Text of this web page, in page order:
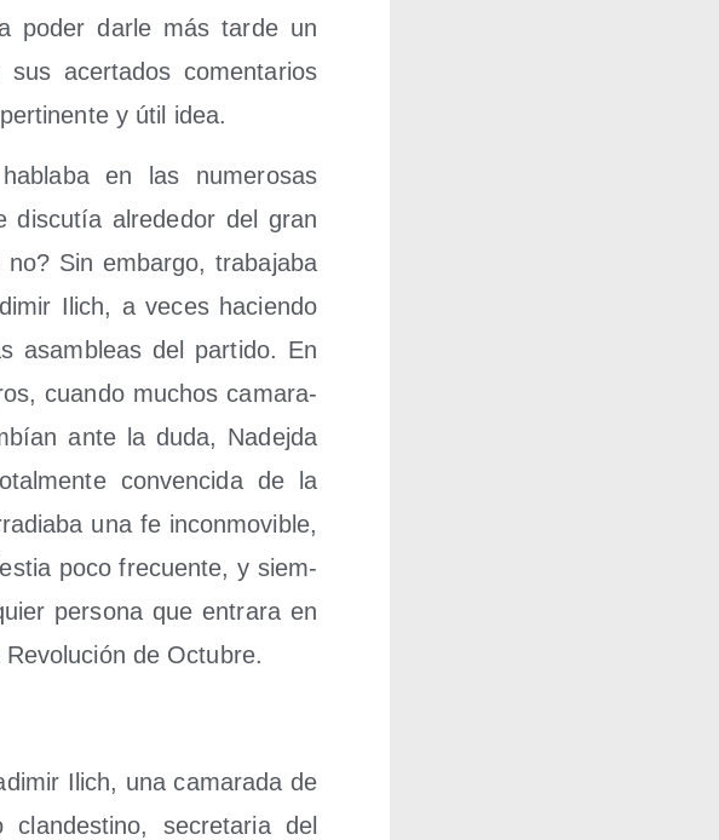
poder dar­le más tar­de un
acer­ta­dos comen­ta­rios
y útil idea.
en las nume­ro­sas
dis­cu­tía alre­de­dor del gran
Sin embar­go, tra­ba­ja­ba
Ilich, a veces hacien­do
asam­bleas del par­ti­do. En
cuan­do muchos cama­ra­
ante la duda, Nadej­da
con­ven­ci­da de la
una fe incon­mo­vi­ble,
poco fre­cuen­te, y siem­
per­so­na que entra­ra en
de Octubre.
Ilich, una cama­ra­da de
secre­ta­ria del